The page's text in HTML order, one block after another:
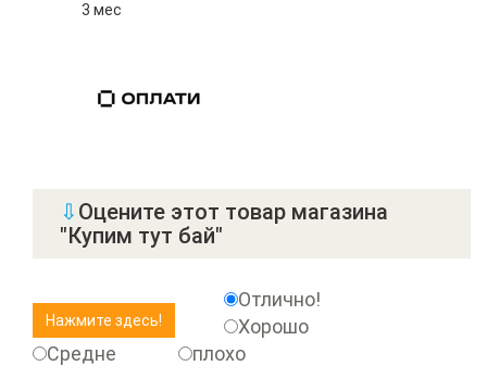
3 мес
⇩ Оцените этот товар магазина
"Купим тут бай"
Отлично!
Хорошо
Средне
плохо